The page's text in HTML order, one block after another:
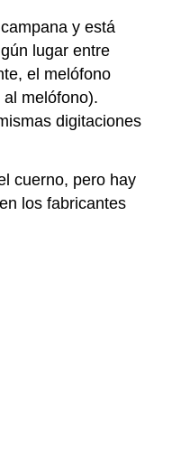
y está
lugar entre
el melófono
melófono).
digitaciones
cuerno, pero hay
los fabricantes